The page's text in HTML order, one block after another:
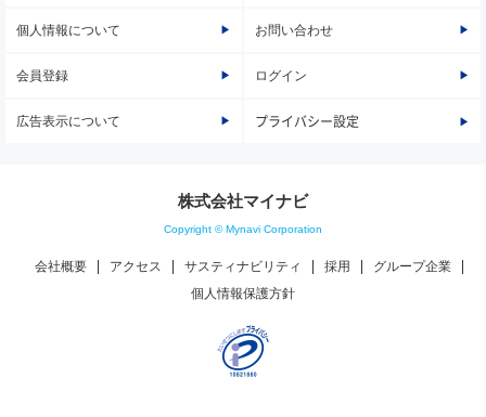
個人情報について お問い合わせ
会員登録 ログイン
広告表示について プライバシー設定
株式会社マイナビ
Copyright © Mynavi Corporation
会社概要 アクセス サスティナビリティ 採用
グループ企業
個人情報保護方針